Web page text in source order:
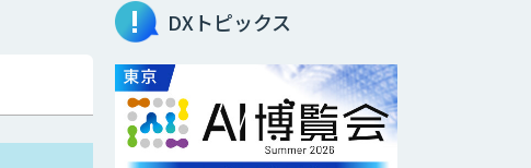
DXトピックス